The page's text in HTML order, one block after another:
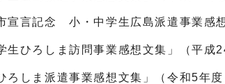
宣言記念 小・中学生広島派遣事業感
生ひろしま訪問事業感想文集」（平成
ろしま派遣事業感想文集」（令和5年度